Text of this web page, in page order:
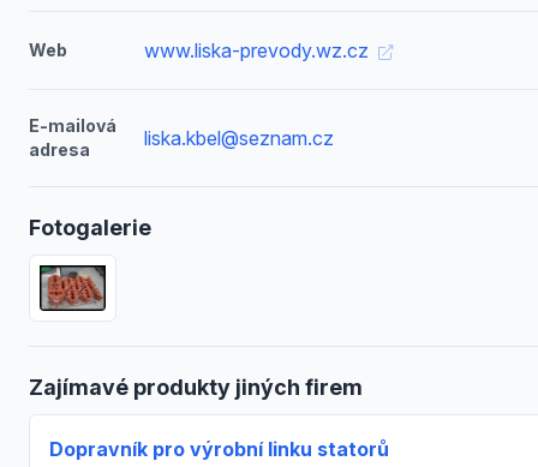
Web www.liska-prevody.wz.cz
E-mailová
adresa
liska.kbel@seznam.cz
Fotogalerie
Zajímavé produkty jiných firem
Dopravník pro výrobní linku statorů